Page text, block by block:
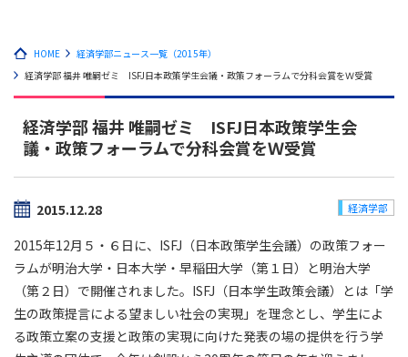
HOME
経済学部ニュース一覧（2015年）
経済学部 福井 唯嗣ゼミ ISFJ日本政策学生会議・政策フォーラムで分科会賞をＷ受賞
経済学部 福井 唯嗣ゼミ ISFJ日本政策学生会
議・政策フォーラムで分科会賞をＷ受賞
2015.12.28 経済学部
2015年12月５・６日に、ISFJ（日本政策学生会議）の政策フォー
ラムが明治大学・日本大学・早稲田大学（第１日）と明治大学
（第２日）で開催されました。ISFJ（日本学生政策会議）とは「学
生の政策提言による望ましい社会の実現」を理念とし、学生によ
る政策立案の支援と政策の実現に向けた発表の場の提供を行う学